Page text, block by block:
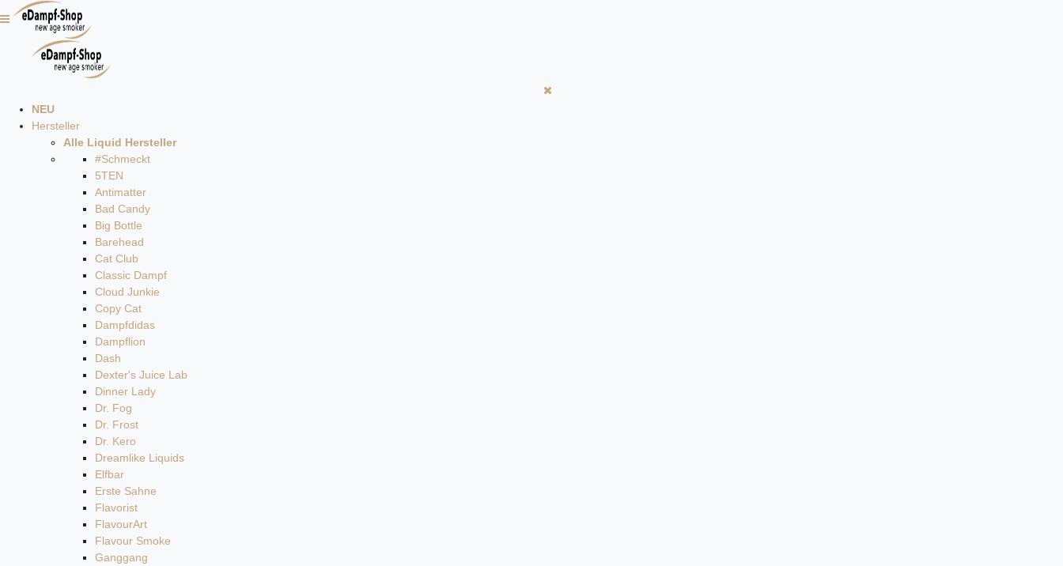
NEU
Hersteller
Alle Liquid Hersteller
#Schmeckt
5TEN
Antimatter
Bad Candy
Big Bottle
Barehead
Cat Club
Classic Dampf
Cloud Junkie
Copy Cat
Dampfdidas
Dampflion
Dash
Dexter's Juice Lab
Dinner Lady
Dr. Fog
Dr. Frost
Dr. Kero
Dreamlike Liquids
Elfbar
Erste Sahne
Flavorist
FlavourArt
Flavour Smoke
Ganggang